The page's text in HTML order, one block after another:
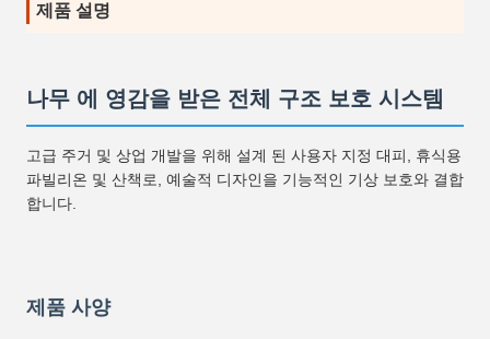
제품 설명
나무 에 영감을 받은 전체 구조 보호 시스템
고급 주거 및 상업 개발을 위해 설계 된 사용자 지정 대피, 휴식용
파빌리온 및 산책로, 예술적 디자인을 기능적인 기상 보호와 결합
합니다.
제품 사양